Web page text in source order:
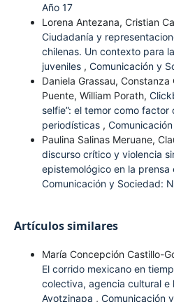
Año 17
Lorena Antezana, Cristian
Ciudadanía y
chilenas. Un contexto para
juveniles , Comunicación y
Daniela Grassau,
Puente, William Porath,
selfie”: el temor como
periodísticas ,
Paulina Salinas Meruane,
discurso crítico y violencia
epistemológico en la
Comunicación y Sociedad:
Artículos similares
María Concepción Castillo-
El corrido mexicano en
colectiva, agencia cultural e
Ayotzinapa , Comunicación